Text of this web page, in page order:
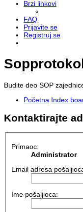
Brzi linkovi
FAQ
Prijavite se
Registruj se
Budite deo SOP
Početna Index
Kontaktirajte
Primaoc:
Administrator
Email adresa
Ime pošaljioca: